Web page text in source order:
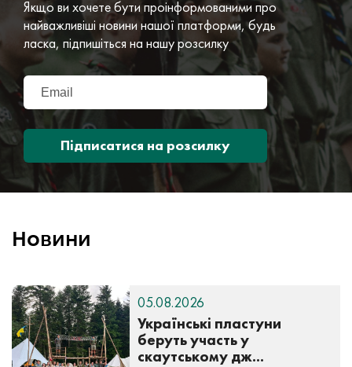
Якщо ви хочете бути проінформованими про
найважливіші новини нашої платформи, будь
ласка, підпишіться на нашу розсилку
Підписатися на розсилку
Новини
Українські пластуни
беруть участь у
скаутському дж...
05.08.2026